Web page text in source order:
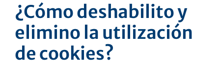
¿Cómo deshabilito y
elimino la utilización
de cookies?